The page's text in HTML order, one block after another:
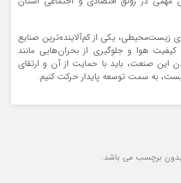
یکی از کم‌آلاینده‌ترین صنایع
هوا و جلوگیری از بحران‌هایی مانند
این صنعت، باید با حمایت از آن و ارتقای
به سمت توسعه پایدار حرکت کنیم.
برچسب می باشد.